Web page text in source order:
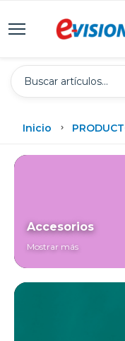
Inicio
Accesorios
Mostrar más